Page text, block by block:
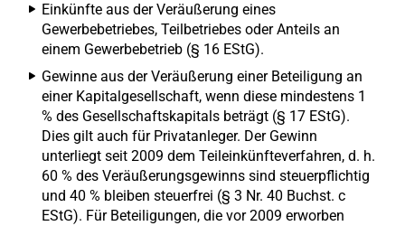
Einkünfte aus der Veräußerung eines
Gewerbebetriebes, Teilbetriebes oder Anteils an
einem Gewerbebetrieb (§ 16 EStG).
Gewinne aus der Veräußerung einer Beteiligung an
einer Kapitalgesellschaft, wenn diese mindestens 1
% des Gesellschaftskapitals beträgt (§ 17 EStG).
Dies gilt auch für Privatanleger. Der Gewinn
unterliegt seit 2009 dem Teileinkünfteverfahren, d. h.
60 % des Veräußerungsgewinns sind steuerpflichtig
und 40 % bleiben steuerfrei (§ 3 Nr. 40 Buchst. c
EStG). Für Beteiligungen, die vor 2009 erworben